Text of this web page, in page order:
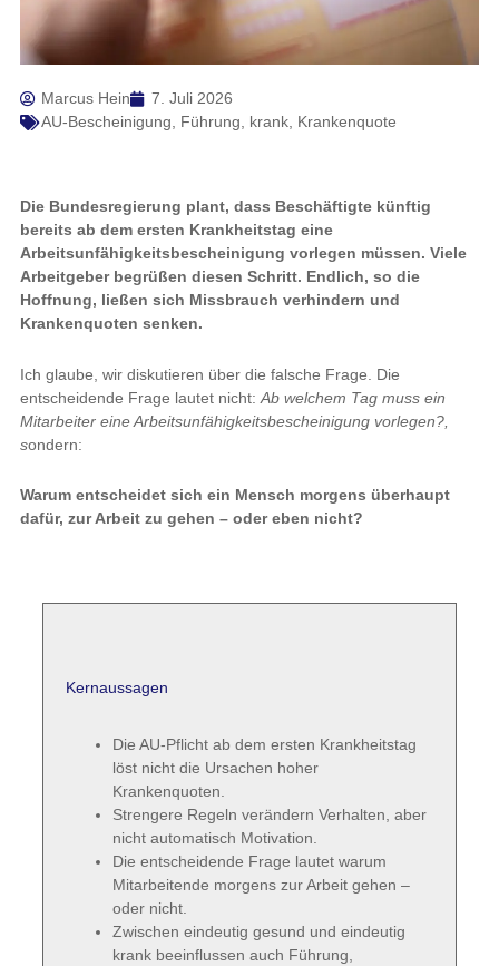
Marcus Hein
7. Juli 2026
AU-Bescheinigung, Führung, krank, Krankenquote
Die Bundesregierung plant, dass Beschäftigte künftig
bereits ab dem ersten Krankheitstag eine
Arbeitsunfähigkeitsbescheinigung vorlegen müssen. Viele
Arbeitgeber begrüßen diesen Schritt. Endlich, so die
Hoffnung, ließen sich Missbrauch verhindern und
Krankenquoten senken.
Ich glaube, wir diskutieren über die falsche Frage. Die
entscheidende Frage lautet nicht: Ab welchem Tag muss ein
Mitarbeiter eine Arbeitsunfähigkeitsbescheinigung vorlegen?,
sondern:
Warum entscheidet sich ein Mensch morgens überhaupt
dafür, zur Arbeit zu gehen – oder eben nicht?
Kernaussagen
Die AU-Pflicht ab dem ersten Krankheitstag
löst nicht die Ursachen hoher
Krankenquoten.
Strengere Regeln verändern Verhalten, aber
nicht automatisch Motivation.
Die entscheidende Frage lautet warum
Mitarbeitende morgens zur Arbeit gehen –
oder nicht.
Zwischen eindeutig gesund und eindeutig
krank beeinflussen auch Führung,